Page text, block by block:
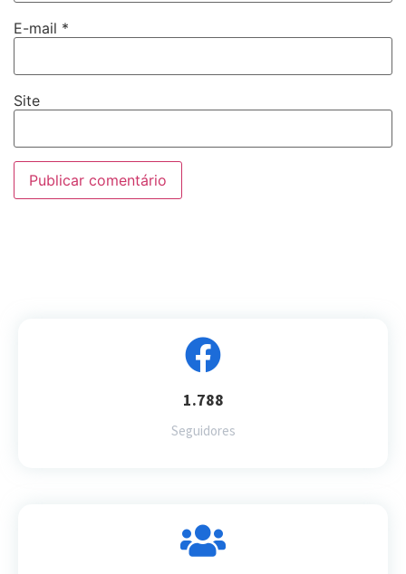
E-mail *
Site
1.788
Seguidores